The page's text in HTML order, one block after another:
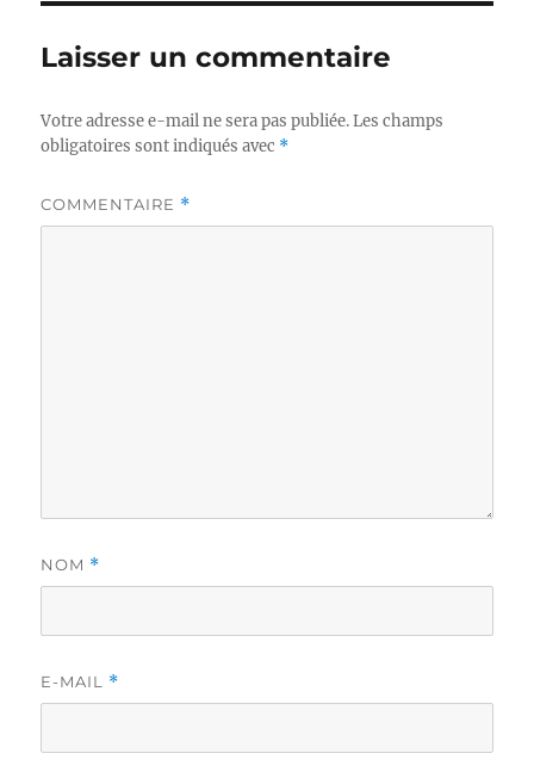
Laisser un commentaire
Votre adresse e-mail ne sera pas publiée. Les champs
obligatoires sont indiqués avec *
COMMENTAIRE *
NOM *
E-MAIL *